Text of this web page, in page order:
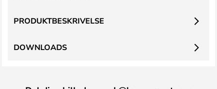
PRODUKTBESKRIVELSE
DOWNLOADS